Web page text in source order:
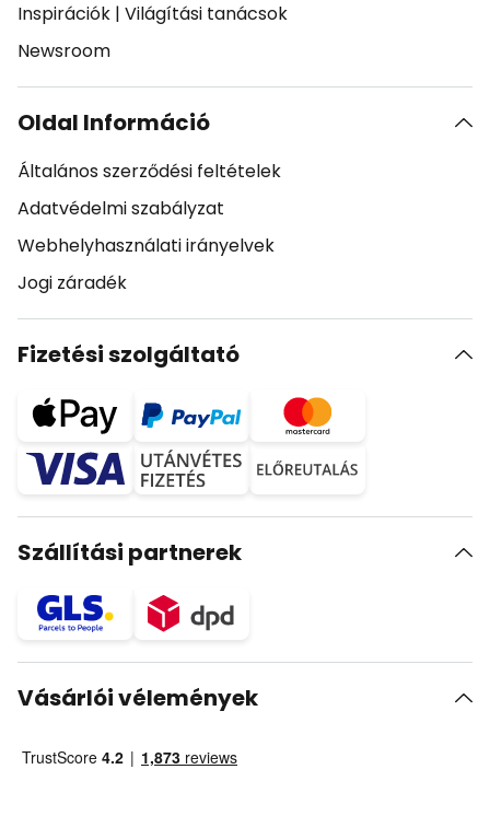
Inspirációk | Világítási tanácsok
Newsroom
Oldal Információ
Általános szerződési feltételek
Adatvédelmi szabályzat
Webhelyhasználati irányelvek
Jogi záradék
Fizetési szolgáltató
Szállítási partnerek
Vásárlói vélemények